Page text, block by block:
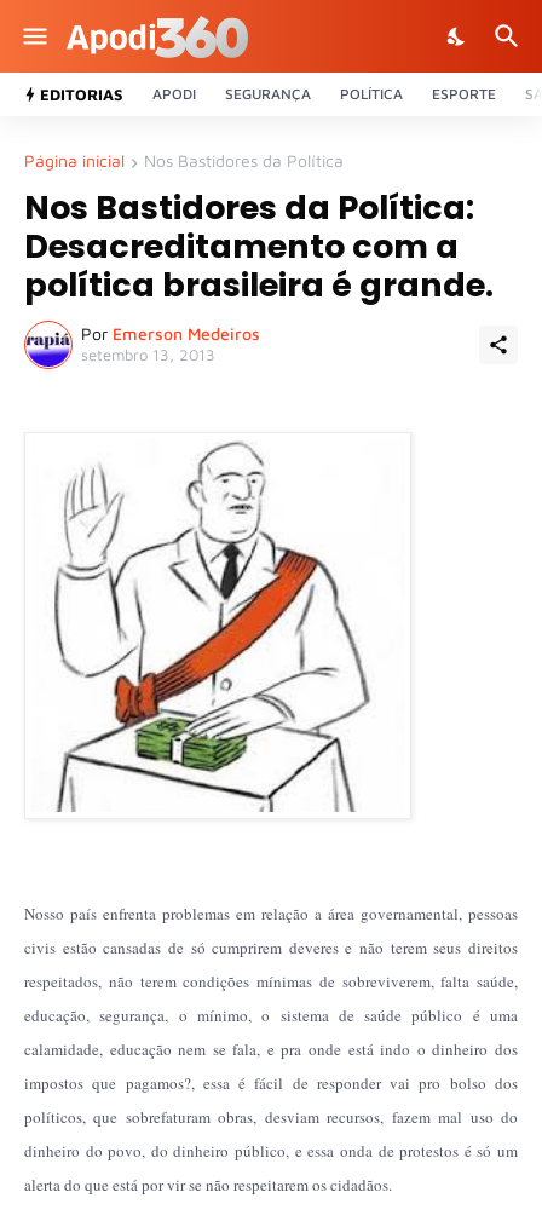
EDITORIAS APODI SEGURANÇA POLÍTICA ESPORTE
Página inicial Nos Bastidores da Política
Nos Bastidores da Política:
Desacreditamento com a
política brasileira é grande.
Por Emerson Medeiros
setembro 13, 2013
Nosso país enfrenta problemas em relação a área governamental, pessoas
civis estão cansadas de só cumprirem deveres e não terem seus direitos
respeitados, não terem condições mínimas de sobreviverem, falta saúde,
educação, segurança, o mínimo, o sistema de saúde público é uma
calamidade, educação nem se fala, e pra onde está indo o dinheiro dos
impostos que pagamos?, essa é fácil de responder vai pro bolso dos
políticos, que sobrefaturam obras, desviam recursos, fazem mal uso do
dinheiro do povo, do dinheiro público, e essa onda de protestos é só um
alerta do que está por vir se não respeitarem os cidadãos.